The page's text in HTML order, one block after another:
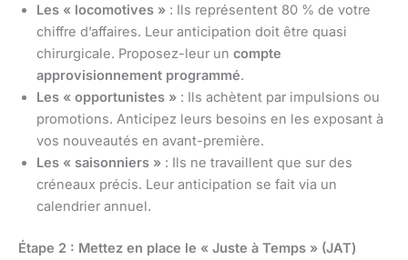
Les « locomotives » : Ils représentent 80 % de votre
chiffre d’affaires. Leur anticipation doit être quasi
chirurgicale. Proposez-leur un compte
approvisionnement programmé.
Les « opportunistes » : Ils achètent par impulsions ou
promotions. Anticipez leurs besoins en les exposant à
vos nouveautés en avant-première.
Les « saisonniers » : Ils ne travaillent que sur des
créneaux précis. Leur anticipation se fait via un
calendrier annuel.
Étape 2 : Mettez en place le « Juste à Temps » (JAT)